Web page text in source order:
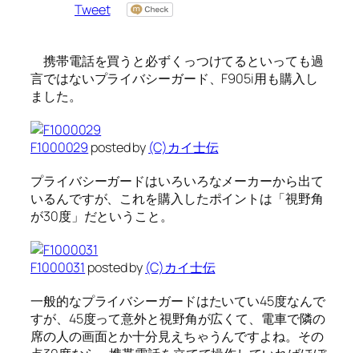
Tweet
携帯電話を買うと必ずくっつけてるといっても過
言ではないプライバシーガード、F905i用も購入し
ました。
F1000029 posted by (C)カイ士伝
プライバシーガードはいろいろなメーカーから出て
いるんですが、これを購入したポイントは「視野角
が30度」だということ。
F1000031 posted by (C)カイ士伝
一般的なプライバシーガードはたいてい45度なんで
すが、45度って意外と視野角が広くて、電車で隣の
席の人の画面とか十分見えちゃうんですよね。その